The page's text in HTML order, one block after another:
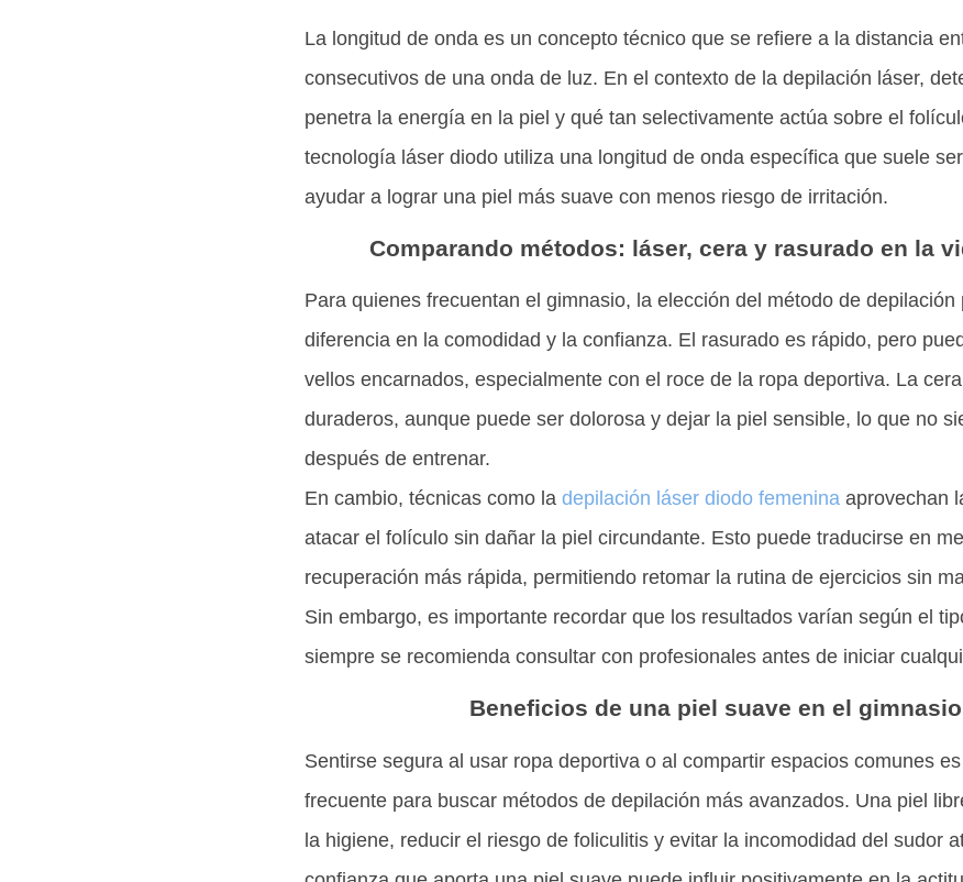
La longitud de onda es un concepto técnico que se refiere a la distancia
consecutivos de una onda de luz. En el contexto de la depilación láser,
penetra la energía en la piel y qué tan selectivamente actúa sobre el
tecnología láser diodo utiliza una longitud de onda específica que suele
ayudar a lograr una piel más suave con menos riesgo de irritación.
Comparando métodos: láser, cera y rasurado en la
Para quienes frecuentan el gimnasio, la elección del método de depilación
diferencia en la comodidad y la confianza. El rasurado es rápido, pero
vellos encarnados, especialmente con el roce de la ropa deportiva. La
duraderos, aunque puede ser dolorosa y dejar la piel sensible, lo que no
después de entrenar.
En cambio, técnicas como la depilación láser diodo femeninaaprovechan
atacar el folículo sin dañar la piel circundante. Esto puede traducirse en
recuperación más rápida, permitiendo retomar la rutina de ejercicios sin
Sin embargo, es importante recordar que los resultados varían según el
siempre se recomienda consultar con profesionales antes de iniciar
Beneficios de una piel suave en el gimnasio
Sentirse segura al usar ropa deportiva o al compartir espacios comunes
frecuente para buscar métodos de depilación más avanzados. Una piel
la higiene, reducir el riesgo de foliculitis y evitar la incomodidad del sudor